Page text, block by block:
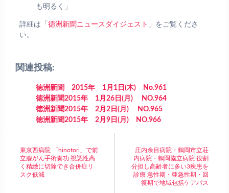
も明るく」
詳細は「 徳洲新聞ニュースダイジェスト 」をご覧くださ
い。
関連投稿:
徳洲新聞 2015年 1月1日(木) No.961
徳洲新聞2015年 1月26日(月) NO.964
徳洲新聞2015年 2月2日(月) NO.965
徳洲新聞2015年 2月9日(月) NO.966
東京西病院 「hinotori」で前
立腺がん手術奏功 視認性高
く精緻に切除でき合併症リ
スク低減
庄内余目病院・鶴岡市立荘
内病院・鶴岡協立病院 役割
分担し高齢者に多い3疾患を
診療 急性期・亜急性期・回
復期で地域包括ケアパス